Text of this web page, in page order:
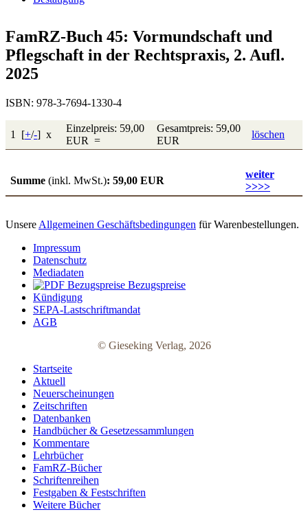
FamRZ-Buch 45: Vormundschaft und
Pflegschaft in der Rechtspraxis, 2. Aufl.
2025
ISBN: 978-3-7694-1330-4
1 [+/-] x
Einzelpreis: 59,00
EUR =
Gesamtpreis: 59,00
EUR
löschen
Summe (inkl. MwSt.): 59,00 EUR
weiter
>>>>
Unsere Allgemeinen Geschäftsbedingungen für Warenbestellungen.
Impressum
Datenschutz
Mediadaten
Bezugspreise
Kündigung
SEPA-Lastschriftmandat
AGB
© Gieseking Verlag, 2026
Startseite
Aktuell
Neuerscheinungen
Zeitschriften
Datenbanken
Handbücher & Gesetzessammlungen
Kommentare
Lehrbücher
FamRZ-Bücher
Schriftenreihen
Festgaben & Festschriften
Weitere Bücher